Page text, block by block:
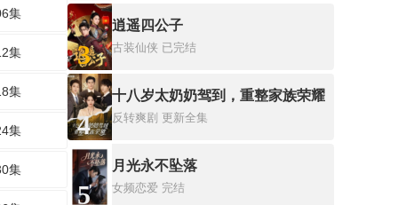
集
集
集
集
集
3
逍遥四公子
古装仙侠 已完结
4
十八岁太奶奶驾到，重整家族荣耀
反转爽剧 更新全集
5
月光永不坠落
女频恋爱 完结